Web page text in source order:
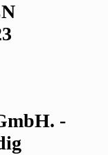
-